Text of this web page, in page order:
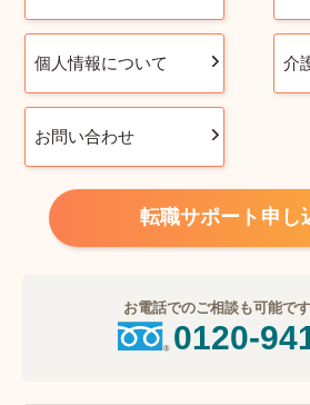
個人情報について 介
お問い合わせ
転職サポート申し
お電話でのご相談も可能で
0120-